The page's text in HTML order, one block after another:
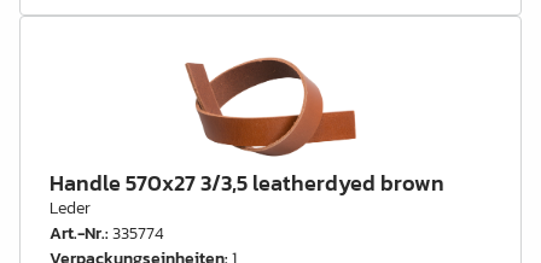
Handle 570x27 3/3,5 leatherdyed brown
Leder
Art.-Nr.:335774